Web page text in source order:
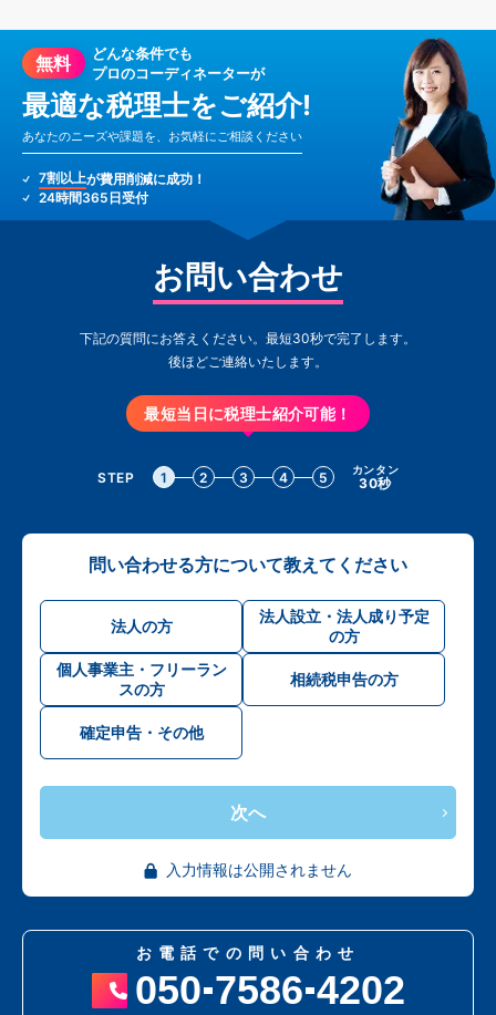
無料
どんな条件でも
プロのコーディネーターが
最適な税理士をご紹介!
あなたのニーズや課題を、お気軽にご相談ください
7割以上が費用削減に成功！
24時間365日受付
お問い合わせ
下記の質問にお答えください。最短30秒で完了します。
後ほどご連絡いたします。
最短当日に税理士紹介可能！
STEP 1 2 3 4 5 カンタン
30秒
問い合わせる方について教えてください
法人の方
法人設立・法人成り予定
の方
個人事業主・フリーラン
スの方
相続税申告の方
確定申告・その他
次へ
入力情報は公開されません
お電話での問い合わせ
050 7586 4202